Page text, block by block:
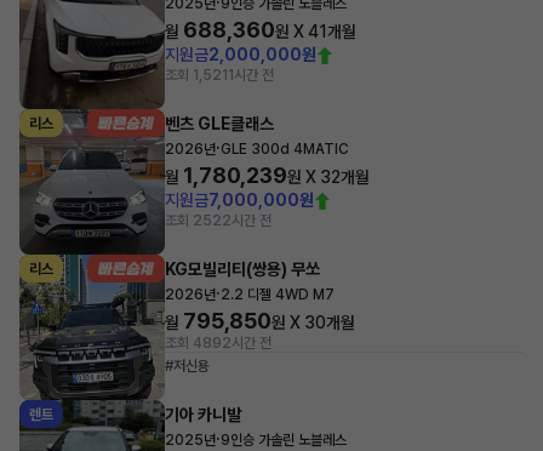
2025년 9인승 가솔린 노블레스
월 688,360원 X41개월
지원금2,000,000원
조회 1,521 1시간 전
리스 벤츠 GLE클래스
2026년·GLE 300d 4MATIC
월 1,780,239원 X 32개월
지원금7,000,000원
조회 2522시간 전
리스 KG모빌리티(쌍용) 무쏘
2026년·2.2 디젤 4WD M7
월 795,850원 X 30개월
조회 4892시간 전
#저신용
렌트 기아 카니발
2025년·9인승 가솔린 노블레스